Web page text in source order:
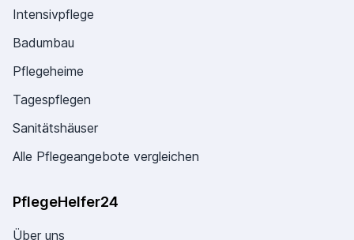
Intensivpflege
Badumbau
Pflegeheime
Tagespflegen
Sanitätshäuser
Alle Pflegeangebote vergleichen
PflegeHelfer24
Über uns